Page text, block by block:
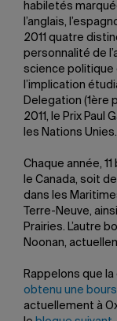
habiletés
l’anglais,
2011 quatre
personnalité de
science politique
l’implication
Delegation (1ère
2011, le Prix Paul
les Nations Unies.
Chaque année,
le Canada, soit
dans les
Terre-Neuve,
Prairies. L’autre
Noonan,
Rappelons que la
obtenu une
actuellement à